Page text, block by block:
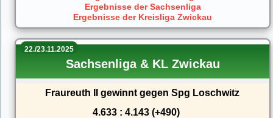
Ergebnisse der Sachsenliga
Ergebnisse der Kreisliga Zwickau
22./23.11.2025
Sachsenliga & KL Zwickau
Fraureuth II gewinnt gegen Spg Loschwitz
4.633 : 4.143 (+490)